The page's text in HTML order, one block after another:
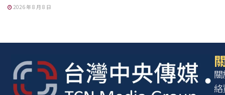
2026 年 8 月 8 日